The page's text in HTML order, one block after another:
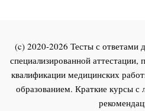
(c) 2020-2026 Тесты с ответами
специализированной
квалификации медицинских
образованием. Краткие курсы с